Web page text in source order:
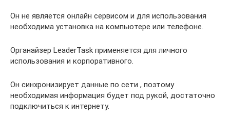
Он не является онлайн сервисом и для использования
необходима установка на компьютере или телефоне.
Органайзер LeaderTask применяется для личного
использования и корпоративного.
Он синхронизирует данные по сети , поэтому
необходимая информация будет под рукой, достаточно
подключиться к интернету.